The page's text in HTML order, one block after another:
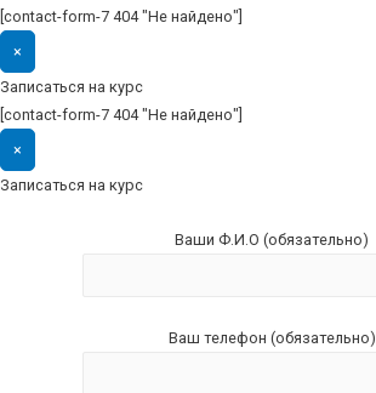
[contact-form-7 404 "Не найдено"]
×
Записаться на курс
[contact-form-7 404 "Не найдено"]
×
Записаться на курс
Ваши Ф.И.О (обязательно)
Ваш телефон (обязательно)